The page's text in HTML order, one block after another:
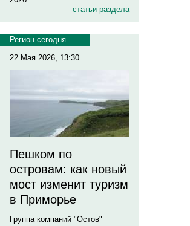
статьи раздела
Регион сегодня
22 Мая 2026, 13:30
Пешком по
островам: как новый
мост изменит туризм
в Приморье
Группа компаний "Остов"